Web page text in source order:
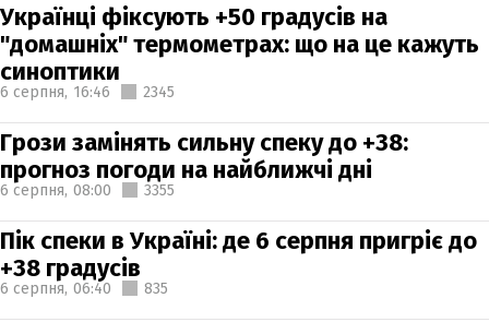
Українці фіксують +50 градусів на
"домашніх" термометрах: що на це кажуть
синоптики
6 серпня, 16:46 2345
Грози замінять сильну спеку до +38:
прогноз погоди на найближчі дні
6 серпня, 08:00 3355
Пік спеки в Україні: де 6 серпня пригріє до
+38 градусів
6 серпня, 06:40 835